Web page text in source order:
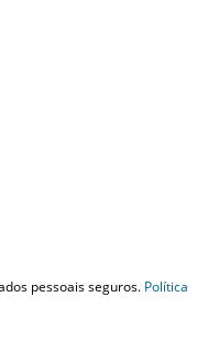
pessoais seguros. Política